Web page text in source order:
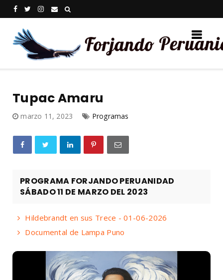
Tupac Amaru
marzo 11, 2023 Programas
PROGRAMA FORJANDO PERUANIDAD
SÁBADO 11 DE MARZO DEL 2023
Hildebrandt en sus Trece - 01-06-2026
Documental de Lampa Puno